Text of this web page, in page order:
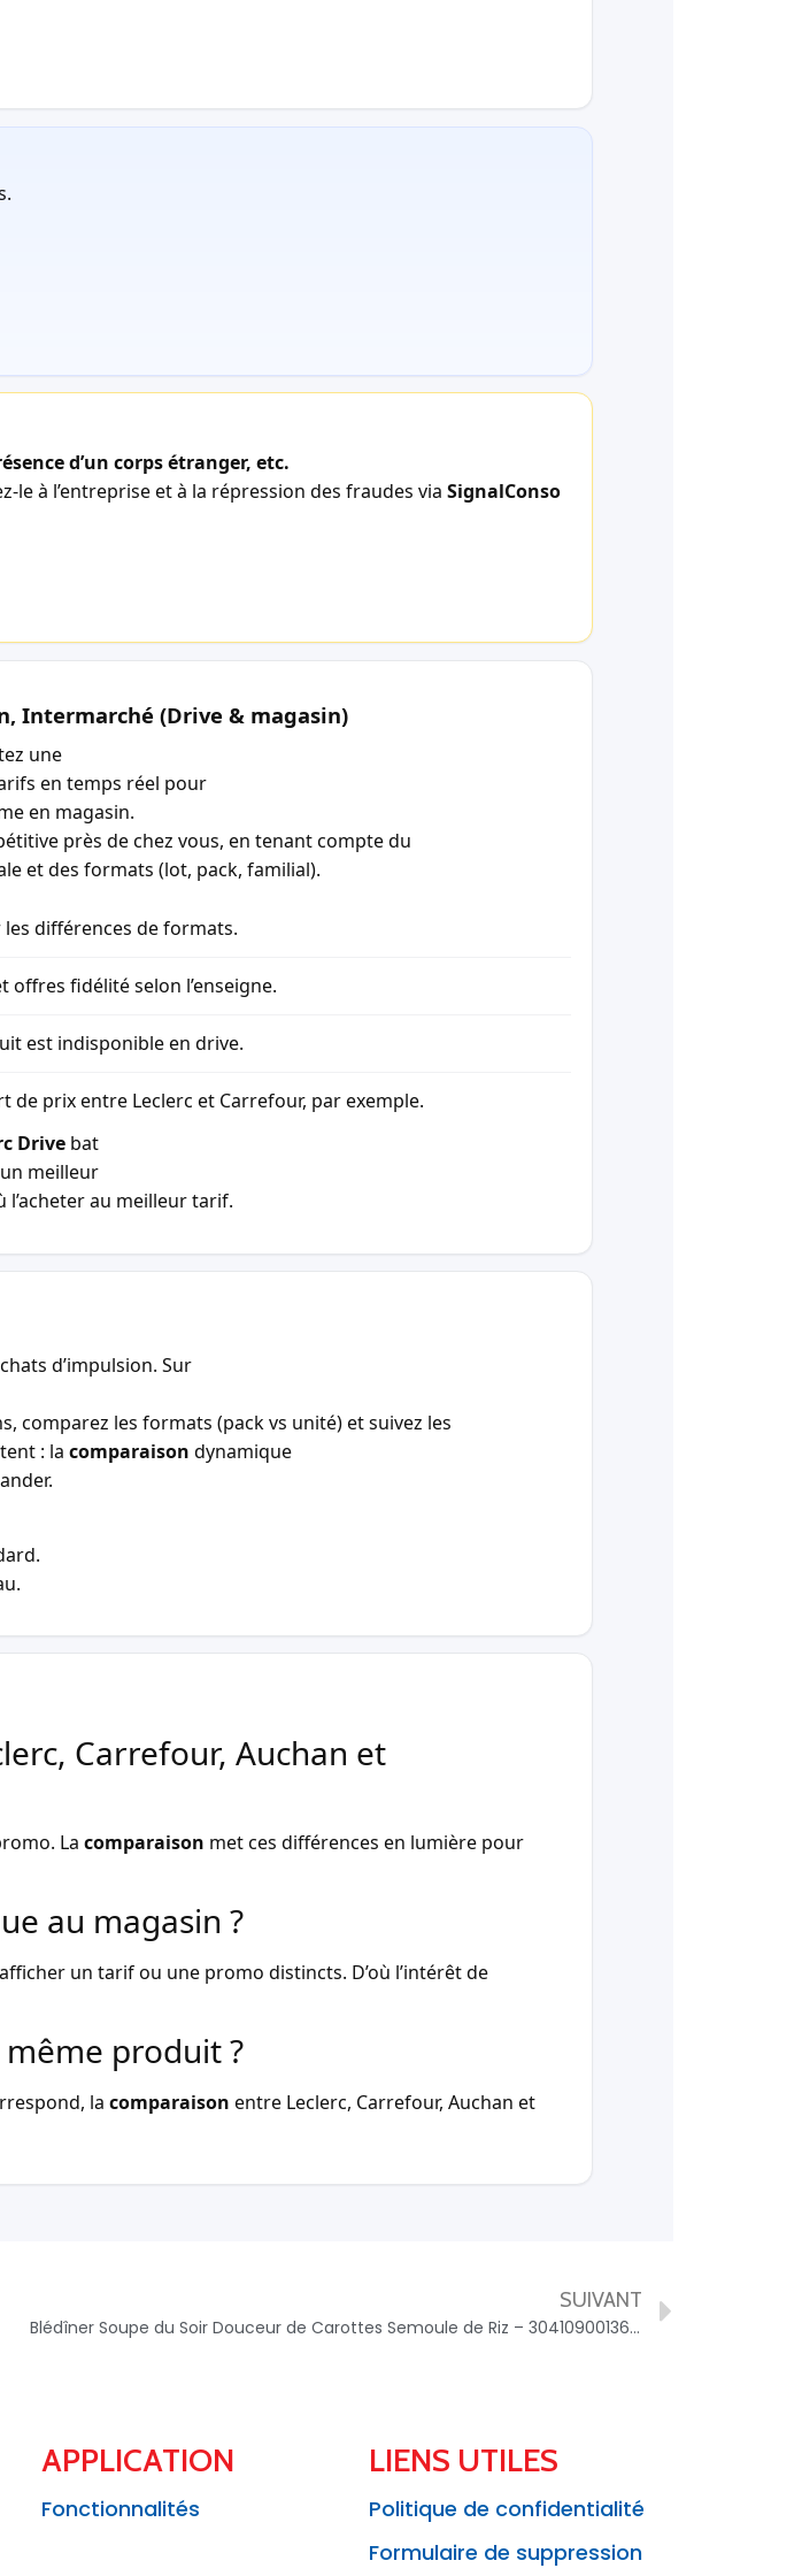
d’un corps étranger, etc.
le à l’entreprise et à la répression des fraudes via SignalConso
Intermarché (Drive & magasin)
une
en temps réel pour
en magasin.
près de chez vous, en tenant compte du
et des formats (lot, pack, familial).
différences de formats.
offres fidélité selon l’enseigne.
est indisponible en drive.
de prix entre Leclerc et Carrefour, par exemple.
Drive bat
meilleur
l’acheter au meilleur tarif.
d’impulsion. Sur
comparez les formats (pack vs unité) et suivez les
: la comparaison dynamique
Carrefour, Auchan et
La comparaison met ces différences en lumière pour
au magasin ?
un tarif ou une promo distincts. D’où l’intérêt de
produit ?
la comparaison entre Leclerc, Carrefour, Auchan et
SUIVANT
Blédîner Soupe du Soir Douceur de Carottes Semoule de Riz – 3041090013638
APPLICATION
Fonctionnalités
LIENS UTILES
Politique de confidentialité
Formulaire de suppression